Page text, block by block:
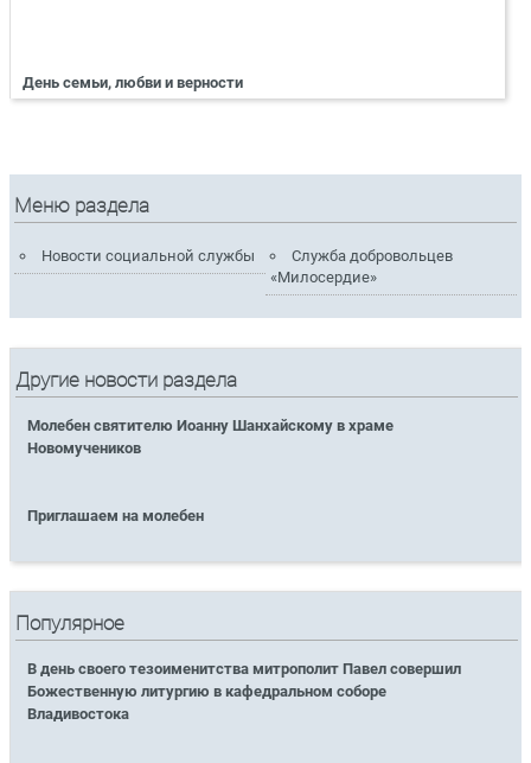
День семьи, любви и верности
Меню раздела
Новости социальной службы
Служба добровольцев
«Милосердие»
Другие новости раздела
Молебен святителю Иоанну Шанхайскому в храме
Новомучеников
Приглашаем на молебен
Популярное
В день своего тезоименитства митрополит Павел совершил
Божественную литургию в кафедральном соборе
Владивостока